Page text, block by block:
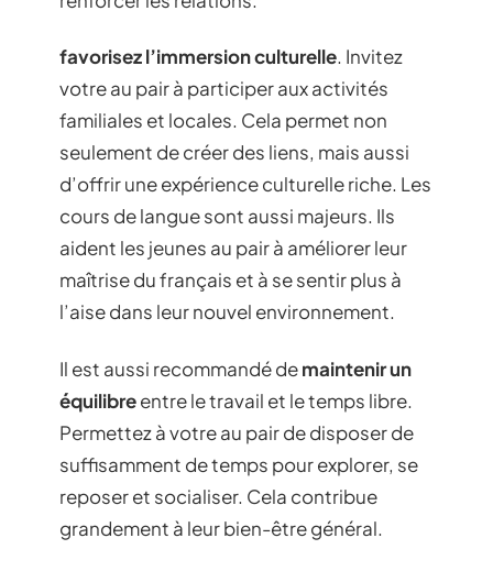
favorisez l’immersion culturelle. Invitez
votre au pair à participer aux activités
familiales et locales. Cela permet non
seulement de créer des liens, mais aussi
d’offrir une expérience culturelle riche. Les
cours de langue sont aussi majeurs. Ils
aident les jeunes au pair à améliorer leur
maîtrise du français et à se sentir plus à
l’aise dans leur nouvel environnement.
Il est aussi recommandé demaintenir un
équilibreentre le travail et le temps libre.
Permettez à votre au pair de disposer de
suffisamment de temps pour explorer, se
reposer et socialiser. Cela contribue
grandement à leur bien-être général.